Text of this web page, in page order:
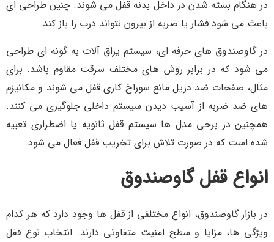
در هنگام بسته شدن در داخل بدنه قفل می شوند. چنین طراحی ای
باعث می شود فشار یا ضربه از بیرون نتواند درب را باز کند.
در گاوصندوق های حرفه ای، سیستم یراق آلات به گونه ای طراحی
می شود که در برابر روش های مختلف سرقت مقاوم باشد. برای
مثال، صفحات ضد دریل مانع سوراخ کاری قفل می شوند و مکانیزم
های ضد ضربه از آسیب دیدن سیستم داخلی جلوگیری می کنند.
همچنین در برخی مدل ها سیستم قفل ثانویه یا اضطراری تعبیه
شده است که در صورت تلاش برای تخریب قفل فعال می شود.
انواع قفل گاوصندوق
در بازار گاوصندوق، انواع مختلفی از قفل ها وجود دارد که هر کدام
ویژگی ها، مزایا و سطح امنیت متفاوتی دارند. انتخاب نوع قفل